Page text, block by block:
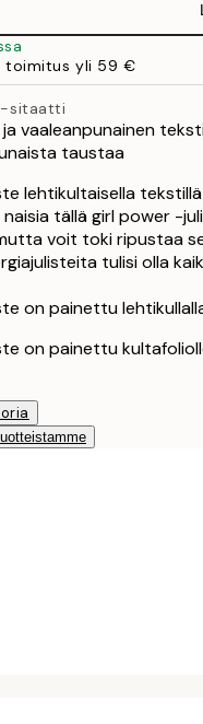
toimitus yli 59 €
-sitaatti
vaaleanpunainen
taustaa
lehtikultaisella
tällä girl power -
voit toki ripustaa
tulisi olla
on painettu
on painettu